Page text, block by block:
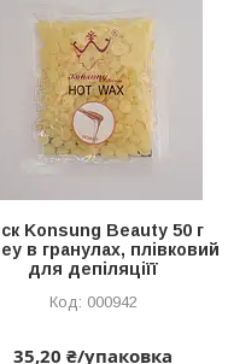
Konsung Beauty 50 г
в гранулах, плівковий
для депіляціїї
000942
35,20 ₴/упаковка